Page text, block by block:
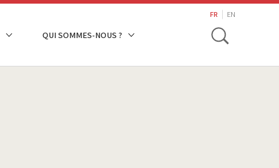
QUI SOMMES-NOUS ?
FR EN
Toggle